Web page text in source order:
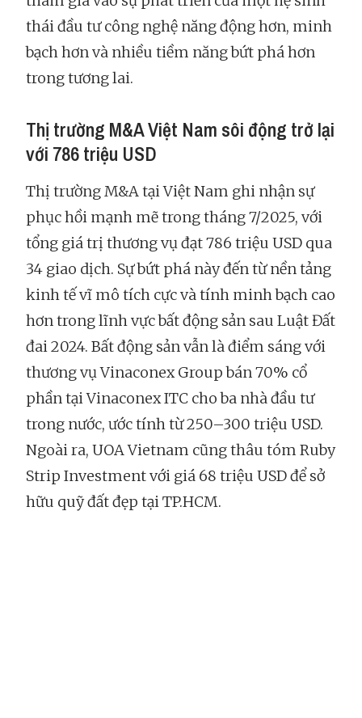
thái đầu tư công nghệ năng động hơn, minh
bạch hơn và nhiều tiềm năng bứt phá hơn
trong tương lai.
Thị trường M&A Việt Nam sôi động trở lại
với 786 triệu USD
Thị trường M&A tại Việt Nam ghi nhận sự
phục hồi mạnh mẽ trong tháng 7/2025, với
tổng giá trị thương vụ đạt 786 triệu USD qua
34 giao dịch. Sự bứt phá này đến từ nền tảng
kinh tế vĩ mô tích cực và tính minh bạch cao
hơn trong lĩnh vực bất động sản sau Luật Đất
đai 2024. Bất động sản vẫn là điểm sáng với
thương vụ Vinaconex Group bán 70% cổ
phần tại Vinaconex ITC cho ba nhà đầu tư
trong nước, ước tính từ 250–300 triệu USD.
Ngoài ra, UOA Vietnam cũng thâu tóm Ruby
Strip Investment với giá 68 triệu USD để sở
hữu quỹ đất đẹp tại TP.HCM.